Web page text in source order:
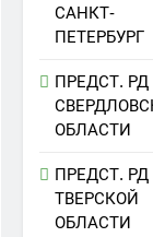
САНКТ-
ПЕТЕРБУРГ
ПРЕДСТ. РД
ОБЛАСТИ
ПРЕДСТ. РД
ТВЕРСКОЙ
ОБЛАСТИ